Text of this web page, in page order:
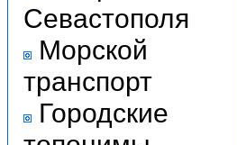
Севастополя
Морской
транспорт
Городские